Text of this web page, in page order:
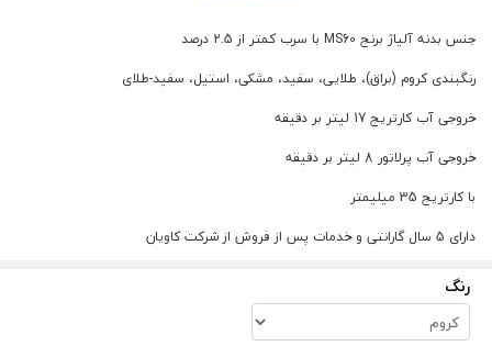
جنس بدنه آلیاژ برنج MS60 با سرب کمتر از 2.5 درصد
رنگبندی کروم (براق)، طلایی، سفید، مشکی، استیل، سفید-طلای
خروجی آب کارتریج 17 لیتر بر دقیقه
خروجی آب پرلاتور 8 لیتر بر دقیقه
با کارتریج 35 میلیمتر
دارای 5 سال گارانتی و خدمات پس از فروش از شرکت کاویان
رنگ